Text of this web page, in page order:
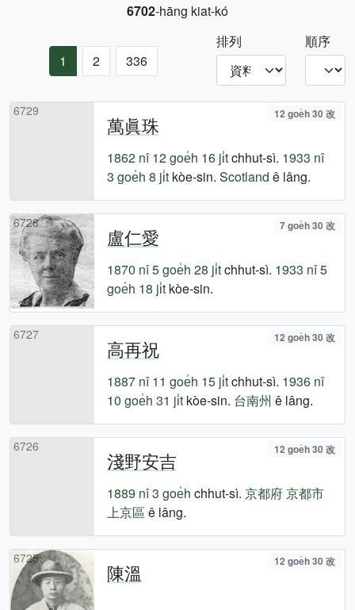
6702-hāng kiat-kó
1 2 336
排列 順序
6729
萬眞珠 12 goe̍h 30 改
1862 nî 12 goe̍h 16 ji̍tchhut-sì. 1933 nî
3 goe̍h 8 ji̍tkòe-sin. Scotland ê lâng.
6728
盧仁愛 7 goe̍h 30 改
1870 nî5 goe̍h 28 ji̍tchhut-sì. 1933 nî5
goe̍h 18 ji̍tkòe-sin.
6727
高再祝 12 goe̍h 30 改
1887 nî 11 goe̍h 15 ji̍tchhut-sì. 1936 nî
10 goe̍h 31 ji̍tkòe-sin. 台南州 ê lâng.
6726
淺野安吉 12 goe̍h 30 改
1889 nî3 goe̍h chhut-sì. 京都府京都市
上京區 ê lâng.
6725
陳溫 12 goe̍h 30 改